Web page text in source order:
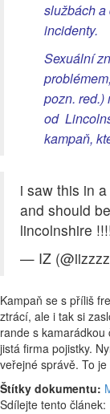
službách
incidenty.
Sexuální
pozn. red.)
od
kampaň,
i saw this in
and should
lincolnshire
— IZ
Kampaň se s příliš
ztrácí, ale i tak si
rande s
jistá firma pojistky.
veřejné správě. To
Štítky dokumentu:
Sdílejte tento článek: